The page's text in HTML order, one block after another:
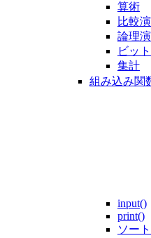
算術
比較
論理
ビッ
集計
組み込み関
input()
print()
ソート